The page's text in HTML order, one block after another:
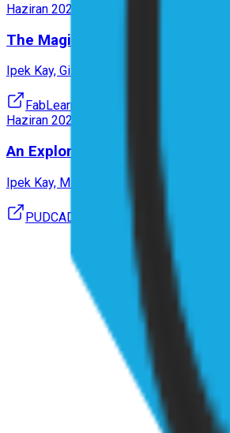
Haziran 2021
The Magic Mode of Everyday
Ipek Kay, Gizem Ünlü, Mine Özkar
FabLearn Europe / MakeEd 2021
Haziran 2020
An Exploration of Interactivity
Ipek Kay, Mine Özkar
PUDCAD Universal Design